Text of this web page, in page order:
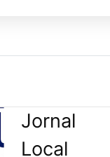
Jornal
Local